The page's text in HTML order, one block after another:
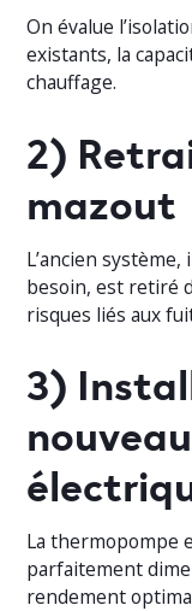
On évalue
existants, la
chauffage.
2)
mazout
L’ancien
besoin, est retiré
risques liés aux
3)
La thermopompe
parfaitement
rendement